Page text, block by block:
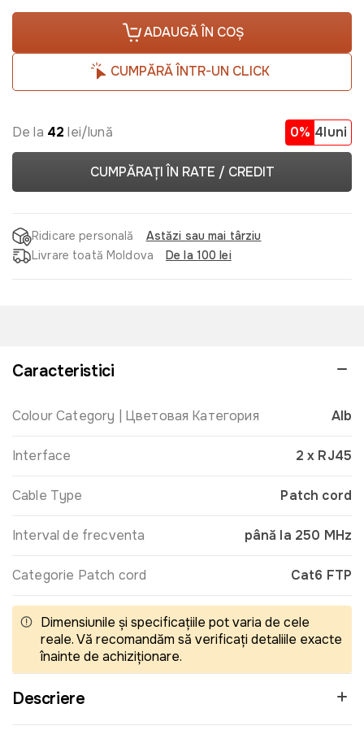
ADAUGĂ ÎN COȘ
CUMPĂRĂ ÎNTR-UN CLICK
De la 42 lei/lună 0% 4luni
CUMPĂRAȚI ÎN RATE / CREDIT
Ridicare personală
Astăzi sau mai târziu
Livrare toată Moldova
De la 100 lei
Caracteristici
Colour Category | Цветовая Категория Alb
Interface 2 x RJ45
Cable Type Patch cord
Interval de frecventa până la 250 MHz
Categorie Patch cord Cat6 FTP
Dimensiunile și specificațiile pot varia de cele
reale. Vă recomandăm să verificați detaliile exacte
înainte de achiziționare.
Descriere